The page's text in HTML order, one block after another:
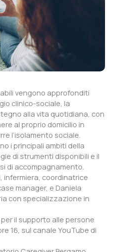
vengono approfonditi
clinico-sociale, la
alla vita quotidiana, con
al proprio domicilio in
l’isolamento sociale.
i principali ambiti della
di strumenti disponibili e il
di accompagnamento.
infermiera, coordinatrice
manager, e Daniela
con specializzazione in
il supporto alle persone
16, sul canale YouTube di